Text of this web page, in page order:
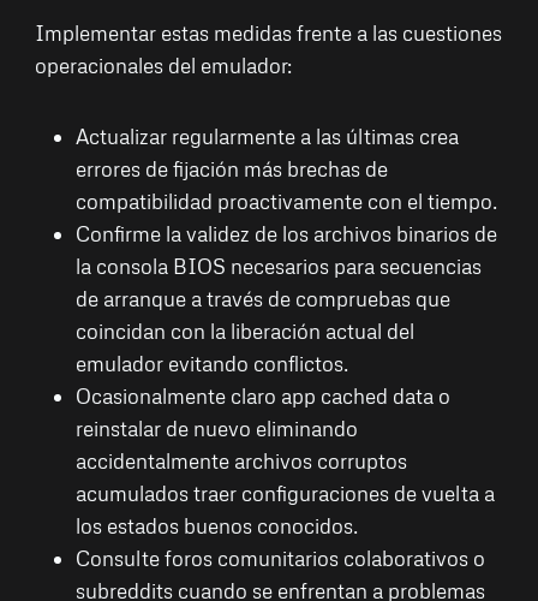
Implementar estas medidas frente a las cuestiones
operacionales del emulador:
Actualizar regularmente a las últimas crea
errores de fijación más brechas de
compatibilidad proactivamente con el tiempo.
Confirme la validez de los archivos binarios de
la consola BIOS necesarios para secuencias
de arranque a través de compruebas que
coincidan con la liberación actual del
emulador evitando conflictos.
Ocasionalmente claro app cached data o
reinstalar de nuevo eliminando
accidentalmente archivos corruptos
acumulados traer configuraciones de vuelta a
los estados buenos conocidos.
Consulte foros comunitarios colaborativos o
subreddits cuando se enfrentan a problemas